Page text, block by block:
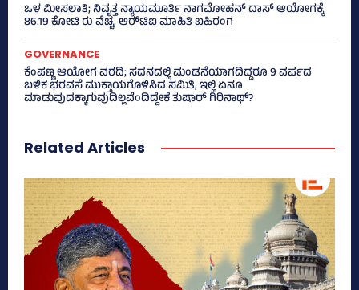
ಒಳ ಮೀಸಲಾತಿ; ನಿವೃತ್ತ ನ್ಯಾಯಮೂರ್ತಿ ನಾಗಮೋಹನ್ ದಾಸ್ ಆಯೋಗಕ್ಕೆ
86.19 ಕೋಟಿ ರು ವೆಚ್ಚ, ಆರ್‍‌ಟಿಐ ಮಾಹಿತಿ ಬಹಿರಂಗ
GOVERNANCE
ಕೆಂಪಣ್ಣ ಆಯೋಗ ವರದಿ; ಸದನದಲ್ಲಿ ಮಂಡನೆಯಾಗದಿದ್ದರೂ 9 ವರ್ಷದ
ಬಳಿಕ ಭರವಸೆ ಮುಕ್ತಾಯಗೊಳಿಸಿದ ಸಮಿತಿ, ಇಲ್ಲಿ ಏನೂ
ಮಾಡುವುದಕ್ಕಾಗುವುದಿಲ್ಲವೆಂದಿದ್ದೇಕೆ ತುಷಾರ್ ಗಿರಿನಾಥ್?
Related Articles